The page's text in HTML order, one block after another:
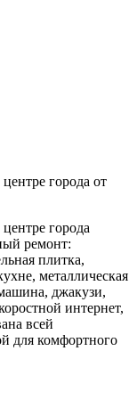
города от
города
ремонт:
плитка,
металлическая
джакузи,
интернет,
всей
для комфортного